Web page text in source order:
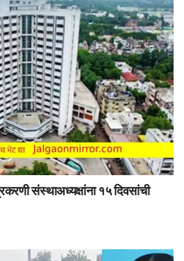
संस्थाअध्यक्षांना १५ दिवसांची